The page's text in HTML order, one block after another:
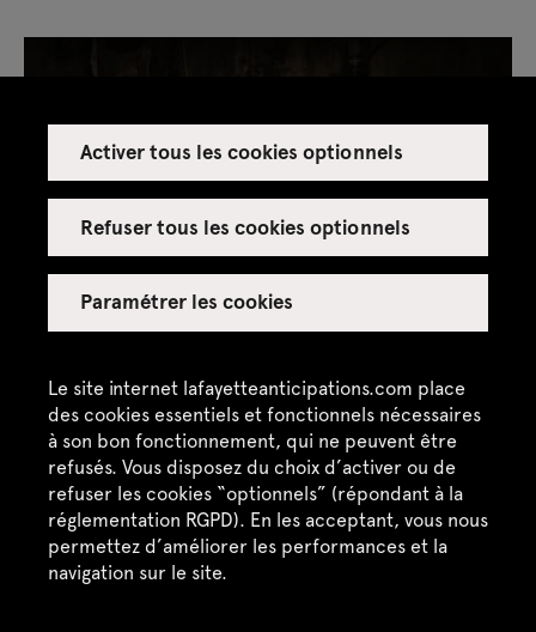
Le site internet lafayetteanticipations.com place
des cookies essentiels et fonctionnels nécessaires
à son bon fonctionnement, qui ne peuvent être
refusés. Vous disposez du choix d’activer ou de
refuser les cookies “optionnels” (répondant à la
réglementation RGPD). En les acceptant, vous nous
permettez d’améliorer les performances et la
navigation sur le site.
Activer tous les cookies optionnels
Refuser tous les cookies optionnels
Paramétrer les cookies
Mutant Stage 5 "Cavern", 2016
Frédéric Lebain & Grégoire Prédon